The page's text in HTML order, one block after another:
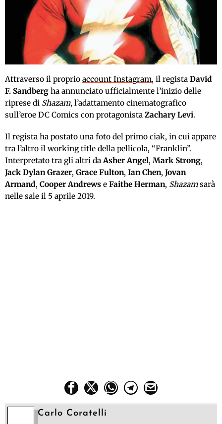
Attraverso il proprio account Instagram, il regista David
F. Sandberg ha annunciato ufficialmente l’inizio delle
riprese di Shazam, l’adattamento cinematografico
sull’eroe DC Comics con protagonista Zachary Levi.
Il regista ha postato una foto del primo ciak, in cui appare
tra l’altro il working title della pellicola, “Franklin”.
Interpretato tra gli altri da Asher Angel, Mark Strong,
Jack Dylan Grazer, Grace Fulton, Ian Chen, Jovan
Armand, Cooper Andrews e Faithe Herman, Shazamsarà
nelle sale il 5 aprile 2019.
Carlo Coratelli